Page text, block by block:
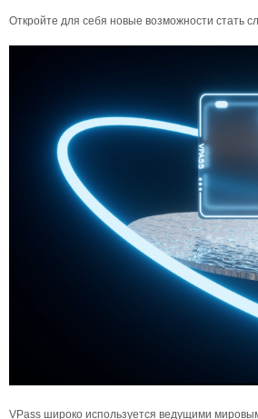
Откройте для себя новые возможности стать
VPass широко используется ведущими